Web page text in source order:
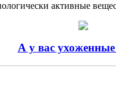
ак­тивные
А у вас